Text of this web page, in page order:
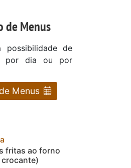
de Menus
possibilidade de
por dia ou por
Menus
fritas ao forno